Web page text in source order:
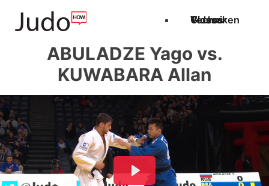
Techniken
Videos
Glossar
ABULADZE Yago vs.
KUWABARA Allan